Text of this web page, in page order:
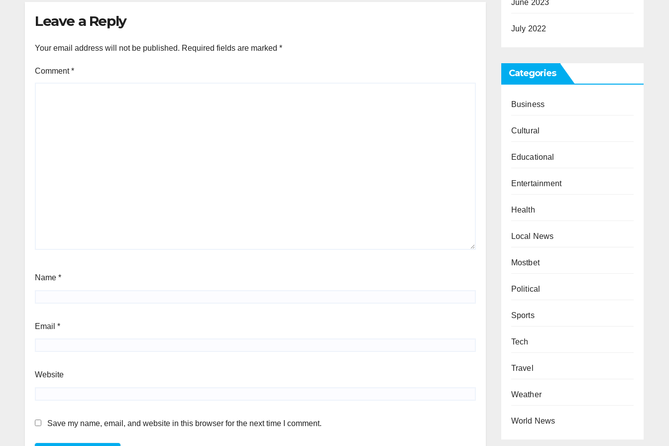
Leave a Reply
Your email address will not be published. Required fields are marked *
Comment*
Name *
Email *
Website
Save my name, email, and website in this browser for the next time I comment.
June 2023
July 2022
Categories
Business
Cultural
Educational
Entertainment
Health
Local News
Mostbet
Political
Sports
Tech
Travel
Weather
World News